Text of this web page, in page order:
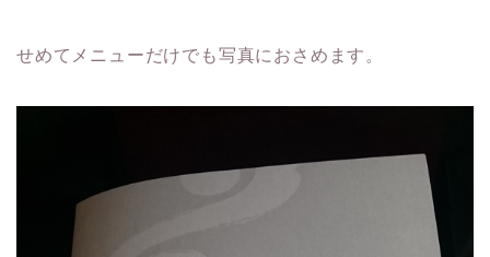
せめてメニューだけでも写真におさめます。